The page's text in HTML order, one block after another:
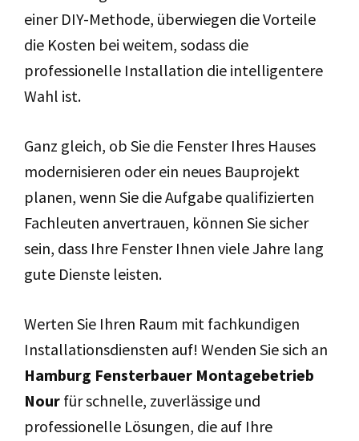
einer DIY-Methode, überwiegen die Vorteile
die Kosten bei weitem, sodass die
professionelle Installation die intelligentere
Wahl ist.
Ganz gleich, ob Sie die Fenster Ihres Hauses
modernisieren oder ein neues Bauprojekt
planen, wenn Sie die Aufgabe qualifizierten
Fachleuten anvertrauen, können Sie sicher
sein, dass Ihre Fenster Ihnen viele Jahre lang
gute Dienste leisten.
Werten Sie Ihren Raum mit fachkundigen
Installationsdiensten auf! Wenden Sie sich an
Hamburg Fensterbauer Montagebetrieb
Nour für schnelle, zuverlässige und
professionelle Lösungen, die auf Ihre